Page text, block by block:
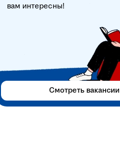
вам интересны!
Смотреть вакансии